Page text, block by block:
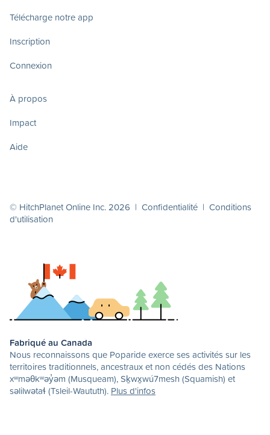
Télécharge notre app
Inscription
Connexion
À propos
Impact
Aide
© HitchPlanet Online Inc. 2026 | Confidentialité | Conditions
d'utilisation
Fabriqué au Canada
Nous reconnaissons que Poparide exerce ses activités sur les
territoires traditionnels, ancestraux et non cédés des Nations
xʷməθkʷəy̓əm (Musqueam), Sḵwx̱wú7mesh (Squamish) et
səlilwətaɬ (Tsleil-Waututh). Plus d'infos